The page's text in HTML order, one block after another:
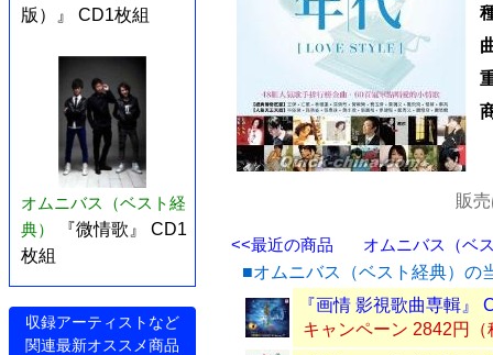
版）』 CD1枚組
オムニバス（ベスト経
典）
『微情歌』 CD1
枚組
収録アーティストなど
関連最新オススメ商品
販
<<最近の商品
オムニバス（ベ
■オムニバス（ベスト経典）の
『画情 影視歌曲専輯』
キャンペーン 2842円（